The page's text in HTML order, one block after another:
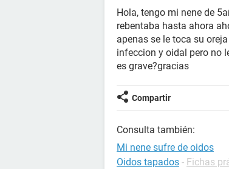
Hola, tengo mi nene de
rebentaba hasta ahora
apenas se le toca su
infeccion y oidal pero no
es grave?gracias
Compartir
Consulta también:
Mi nene sufre de oidos
Oidos tapados - Fichas